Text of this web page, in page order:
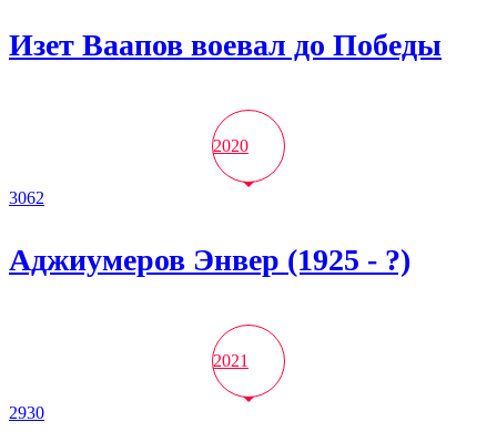
Изет Ваапов воевал до Победы
2020
3062
Аджиумеров Энвер (1925 - ?)
2021
2930